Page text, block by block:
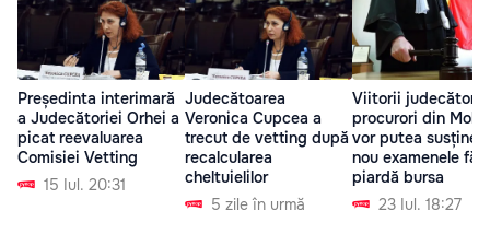
Președinta interimară
a Judecătoriei Orhei a
picat reevaluarea
Comisiei Vetting
15 Iul. 20:31
Judecătoarea
Veronica Cupcea a
trecut de vetting după
recalcularea
cheltuielilor
5 zile în urmă
Viitorii judecători
procurori din
vor putea susține
nou examenele
piardă bursa
23 Iul. 18:27